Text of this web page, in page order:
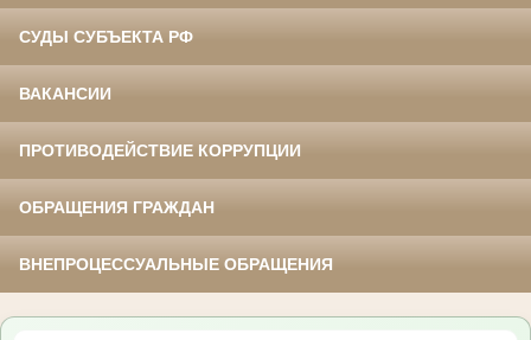
СУДЫ СУБЪЕКТА РФ
ВАКАНСИИ
ПРОТИВОДЕЙСТВИЕ КОРРУПЦИИ
ОБРАЩЕНИЯ ГРАЖДАН
ВНЕПРОЦЕССУАЛЬНЫЕ ОБРАЩЕНИЯ